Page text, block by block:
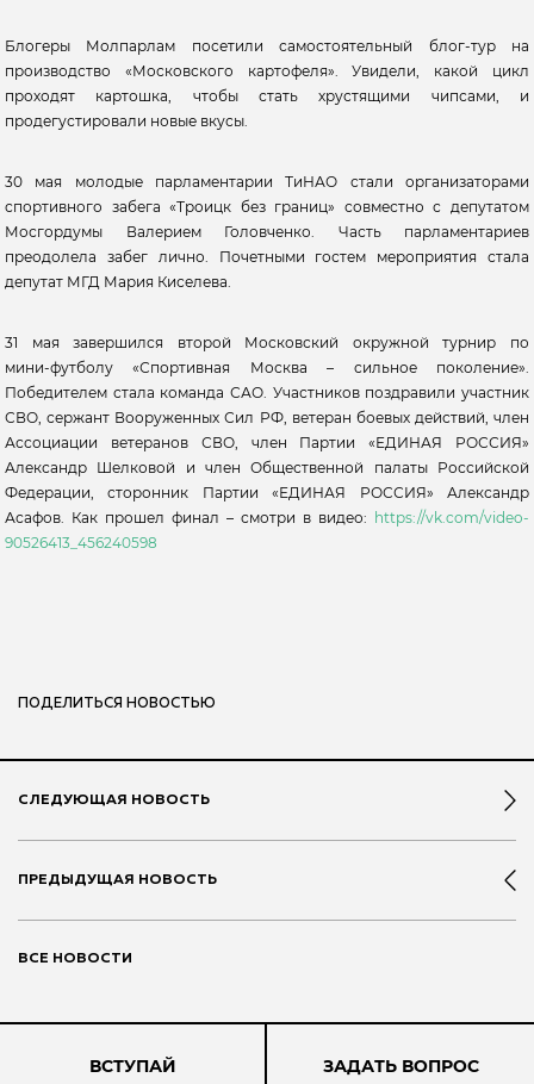
Блогеры Молпарлам посетили самостоятельный блог-тур на
производство «Московского картофеля». Увидели, какой цикл
проходят картошка, чтобы стать хрустящими чипсами, и
продегустировали новые вкусы.
30 мая молодые парламентарии ТиНАО стали организаторами
спортивного забега «Троицк без границ» совместно с депутатом
Мосгордумы Валерием Головченко. Часть парламентариев
преодолела забег лично. Почетными гостем мероприятия стала
депутат МГД Мария Киселева.
31 мая завершился второй Московский окружной турнир по
мини‑футболу «Спортивная Москва – сильное поколение».
Победителем стала команда САО. Участников поздравили участник
СВО, сержант Вооруженных Сил РФ, ветеран боевых действий, член
Ассоциации ветеранов СВО, член Партии «ЕДИНАЯ РОССИЯ»
Александр Шелковой и член Общественной палаты Российской
Федерации, сторонник Партии «ЕДИНАЯ РОССИЯ» Александр
Асафов. Как прошел финал – смотри в видео: https://vk.com/video-
90526413_456240598
ПОДЕЛИТЬСЯ НОВОСТЬЮ
ПРЕДЫДУЩАЯ НОВОСТЬ
ВСЕ НОВОСТИ
СЛЕДУЮЩАЯ НОВОСТЬ
ВСТУПАЙ ЗАДАТЬ ВОПРОС